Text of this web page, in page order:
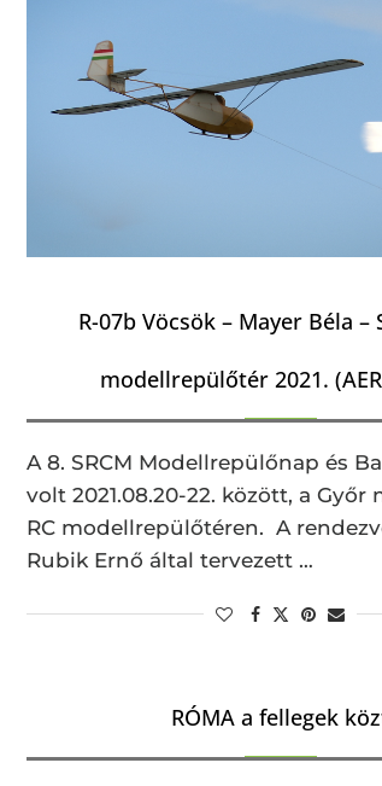
R-07b Vöcsök – Mayer Béla –
modellrepülőtér 2021.
A 8. SRCM Modellrepülőnap és
volt 2021.08.20-22. között, a Győr
RC modellrepülőtéren. A
Rubik Ernő által tervezett …
RÓMA a fellegek